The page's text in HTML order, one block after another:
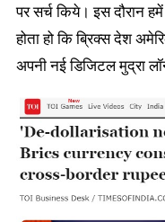
पर सर्च किये। इस दौरान
होता हो कि ब्रिक्स देश
अपनी नई डिजिटल मुद्रा